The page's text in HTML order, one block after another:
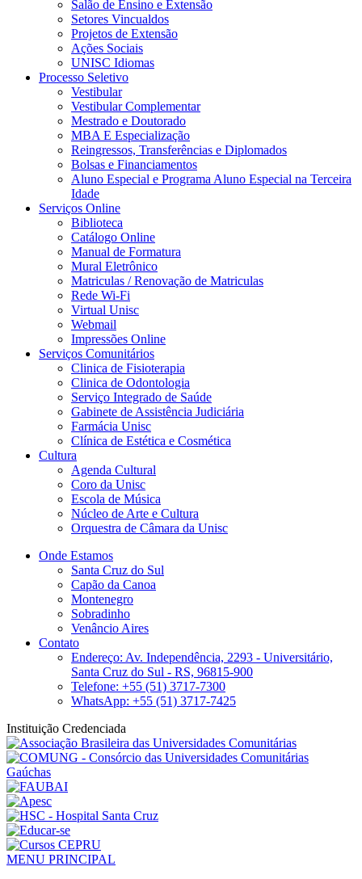
Salão de Ensino e Extensão
Setores Vincualdos
Projetos de Extensão
Ações Sociais
UNISC Idiomas
Processo Seletivo
Vestibular
Vestibular Complementar
Mestrado e Doutorado
MBA E Especialização
Reingressos, Transferências e Diplomados
Bolsas e Financiamentos
Aluno Especial e Programa Aluno Especial na Terceira
Idade
Serviços Online
Biblioteca
Catálogo Online
Manual de Formatura
Mural Eletrônico
Matriculas / Renovação de Matriculas
Rede Wi-Fi
Virtual Unisc
Webmail
Impressões Online
Serviços Comunitários
Clinica de Fisioterapia
Clinica de Odontologia
Serviço Integrado de Saúde
Gabinete de Assistência Judiciária
Farmácia Unisc
Clínica de Estética e Cosmética
Cultura
Agenda Cultural
Coro da Unisc
Escola de Música
Núcleo de Arte e Cultura
Orquestra de Câmara da Unisc
Onde Estamos
Santa Cruz do Sul
Capão da Canoa
Montenegro
Sobradinho
Venâncio Aires
Contato
Endereço: Av. Independência, 2293 - Universitário,
Santa Cruz do Sul - RS, 96815-900
Telefone: +55 (51) 3717-7300
WhatsApp: +55 (51) 3717-7425
Instituição Credenciada
MENU PRINCIPAL